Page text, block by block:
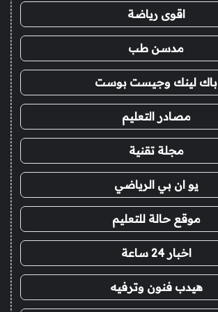
اقوى رياضة
مدسن طب
باك لينك وجيست بوست
مصادر التعليم
مجلة تقنية
يو ان بي الرياضي
موقع حالة للتعليم
اخبار 24 ساعة
هيدب فنون وترفيه